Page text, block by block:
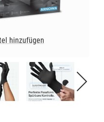
hinzufügen